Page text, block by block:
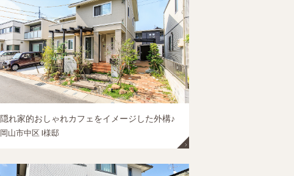
隠れ家的おしゃれカフェをイメージした外構♪
岡山市中区 I様邸